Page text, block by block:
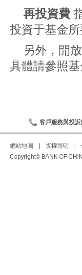
再投資費
投資于基金所
另外，開
具體請參照
客戶服務與投訴
網站地圖 版權聲明
Copyright© BANK OF